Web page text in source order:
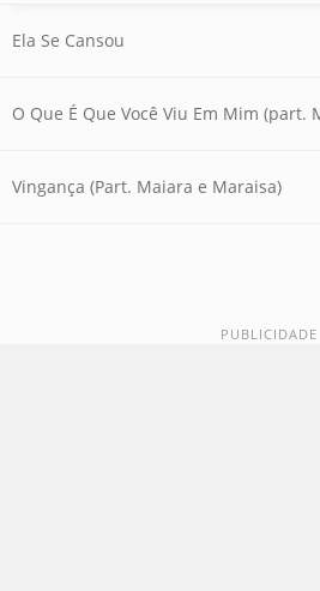
Ela Se Cansou
Vingança (Part. Maiara e Maraisa)